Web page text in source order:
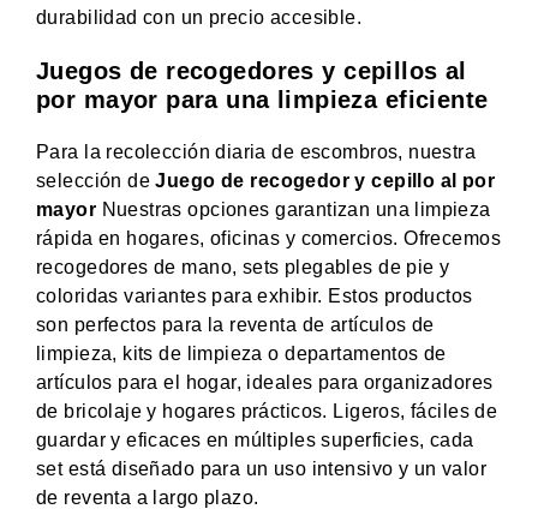
durabilidad con un precio accesible.
Juegos de recogedores y cepillos al
por mayor para una limpieza eficiente
Para la recolección diaria de escombros, nuestra
selección deJuego de recogedor y cepillo al por
mayor Nuestras opciones garantizan una limpieza
rápida en hogares, oficinas y comercios. Ofrecemos
recogedores de mano, sets plegables de pie y
coloridas variantes para exhibir. Estos productos
son perfectos para la reventa de artículos de
limpieza, kits de limpieza o departamentos de
artículos para el hogar, ideales para organizadores
de bricolaje y hogares prácticos. Ligeros, fáciles de
guardar y eficaces en múltiples superficies, cada
set está diseñado para un uso intensivo y un valor
de reventa a largo plazo.